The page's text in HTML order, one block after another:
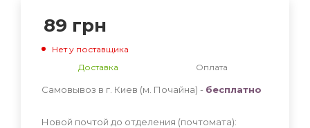
89 грн
Нет у поставщика
Доставка
Оплата
Самовывоз в г. Киев (м. Почайна) - бесплатно
Новой почтой до отделения (почтомата):